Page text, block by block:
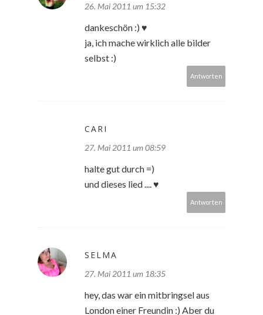
26. Mai 2011 um 15:32
dankeschön :) ♥
ja, ich mache wirklich alle bilder
selbst :)
Antworten
CARI
27. Mai 2011 um 08:59
halte gut durch =)
und dieses lied .... ♥
Antworten
SELMA
27. Mai 2011 um 18:35
hey, das war ein mitbringsel aus
London einer Freundin :) Aber du